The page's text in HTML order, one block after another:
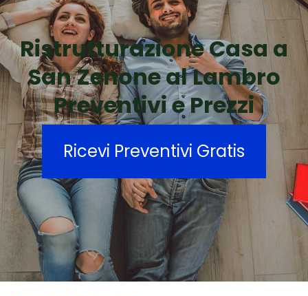
Ristrutturazione Casa a
San Zenone al Lambro
Preventivi e Prezzi
Ricevi Preventivi Gratis